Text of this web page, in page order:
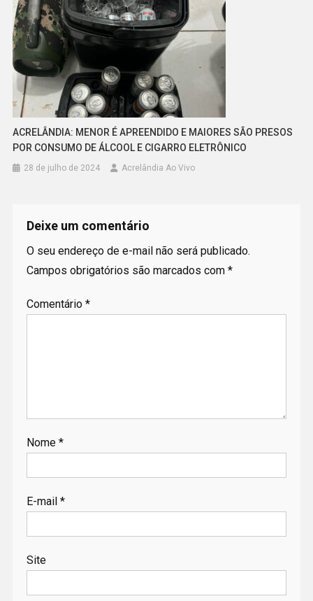
ACRELÂNDIA: MENOR É APREENDIDO E MAIORES SÃO PRESOS
POR CONSUMO DE ÁLCOOL E CIGARRO ELETRÔNICO
28 de julho de 2024 Acrelândia Ao Vivo
Deixe um comentário
O seu endereço de e-mail não será publicado.
Campos obrigatórios são marcados com *
Comentário *
Nome *
E-mail *
Site